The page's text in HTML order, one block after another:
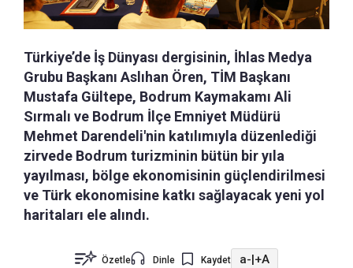
Türkiye’de İş Dünyası dergisinin, İhlas Medya
Grubu Başkanı Aslıhan Ören, TİM Başkanı
Mustafa Gültepe, Bodrum Kaymakamı Ali
Sırmalı ve Bodrum İlçe Emniyet Müdürü
Mehmet Darendeli'nin katılımıyla düzenlediği
zirvede Bodrum turizminin bütün bir yıla
yayılması, bölge ekonomisinin güçlendirilmesi
ve Türk ekonomisine katkı sağlayacak yeni yol
haritaları ele alındı.
Özetle Dinle Kaydet a- +A